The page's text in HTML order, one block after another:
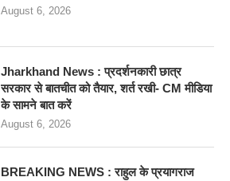
August 6, 2026
Jharkhand News : प्रदर्शनकारी छात्र
सरकार से बातचीत को तैयार, शर्त रखी- CM मीडिया
के सामने बात करें
August 6, 2026
BREAKING NEWS : राहुल के प्रयागराज